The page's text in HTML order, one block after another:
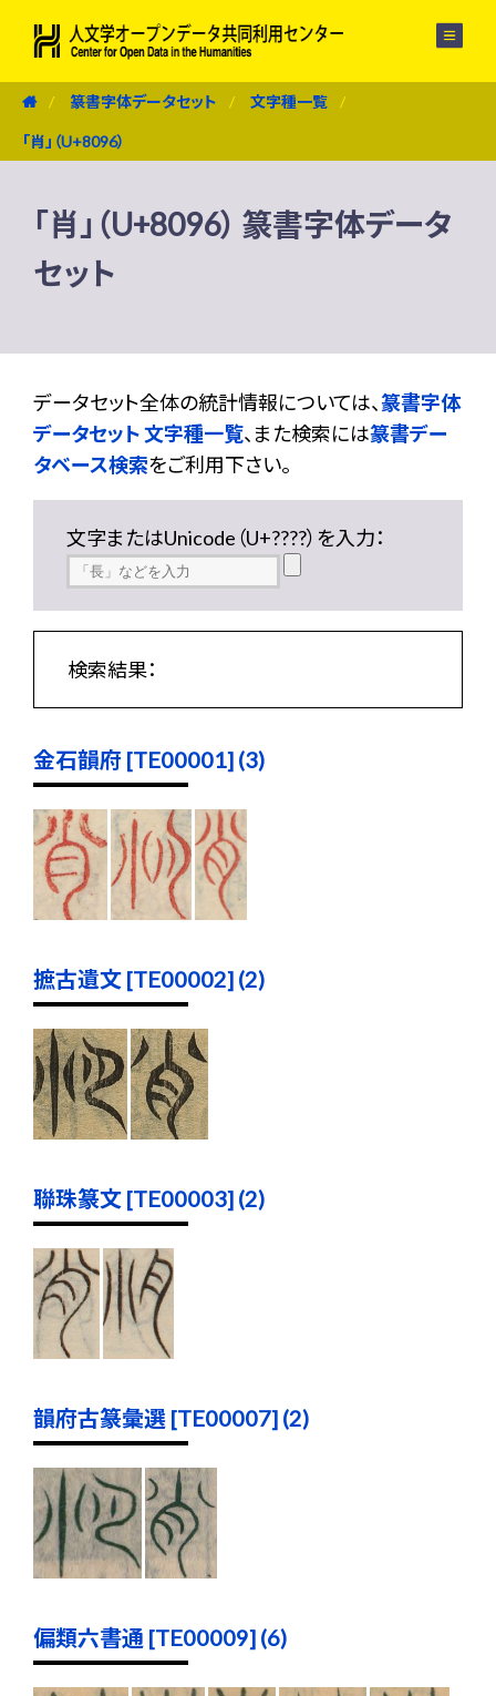
篆書字体データセット 文字種一覧
「肖」（U+8096）
「肖」（U+8096） 篆書字体データ
セット
データセット全体の統計情報については、篆書字体
データセット 文字種一覧、また検索には篆書デー
タベース検索をご利用下さい。
文字またはUnicode（U+????）を入力：
検索結果：
金石韻府 [TE00001] (3)
摭古遺文 [TE00002] (2)
聯珠篆文 [TE00003] (2)
韻府古篆彙選 [TE00007] (2)
偏類六書通 [TE00009] (6)